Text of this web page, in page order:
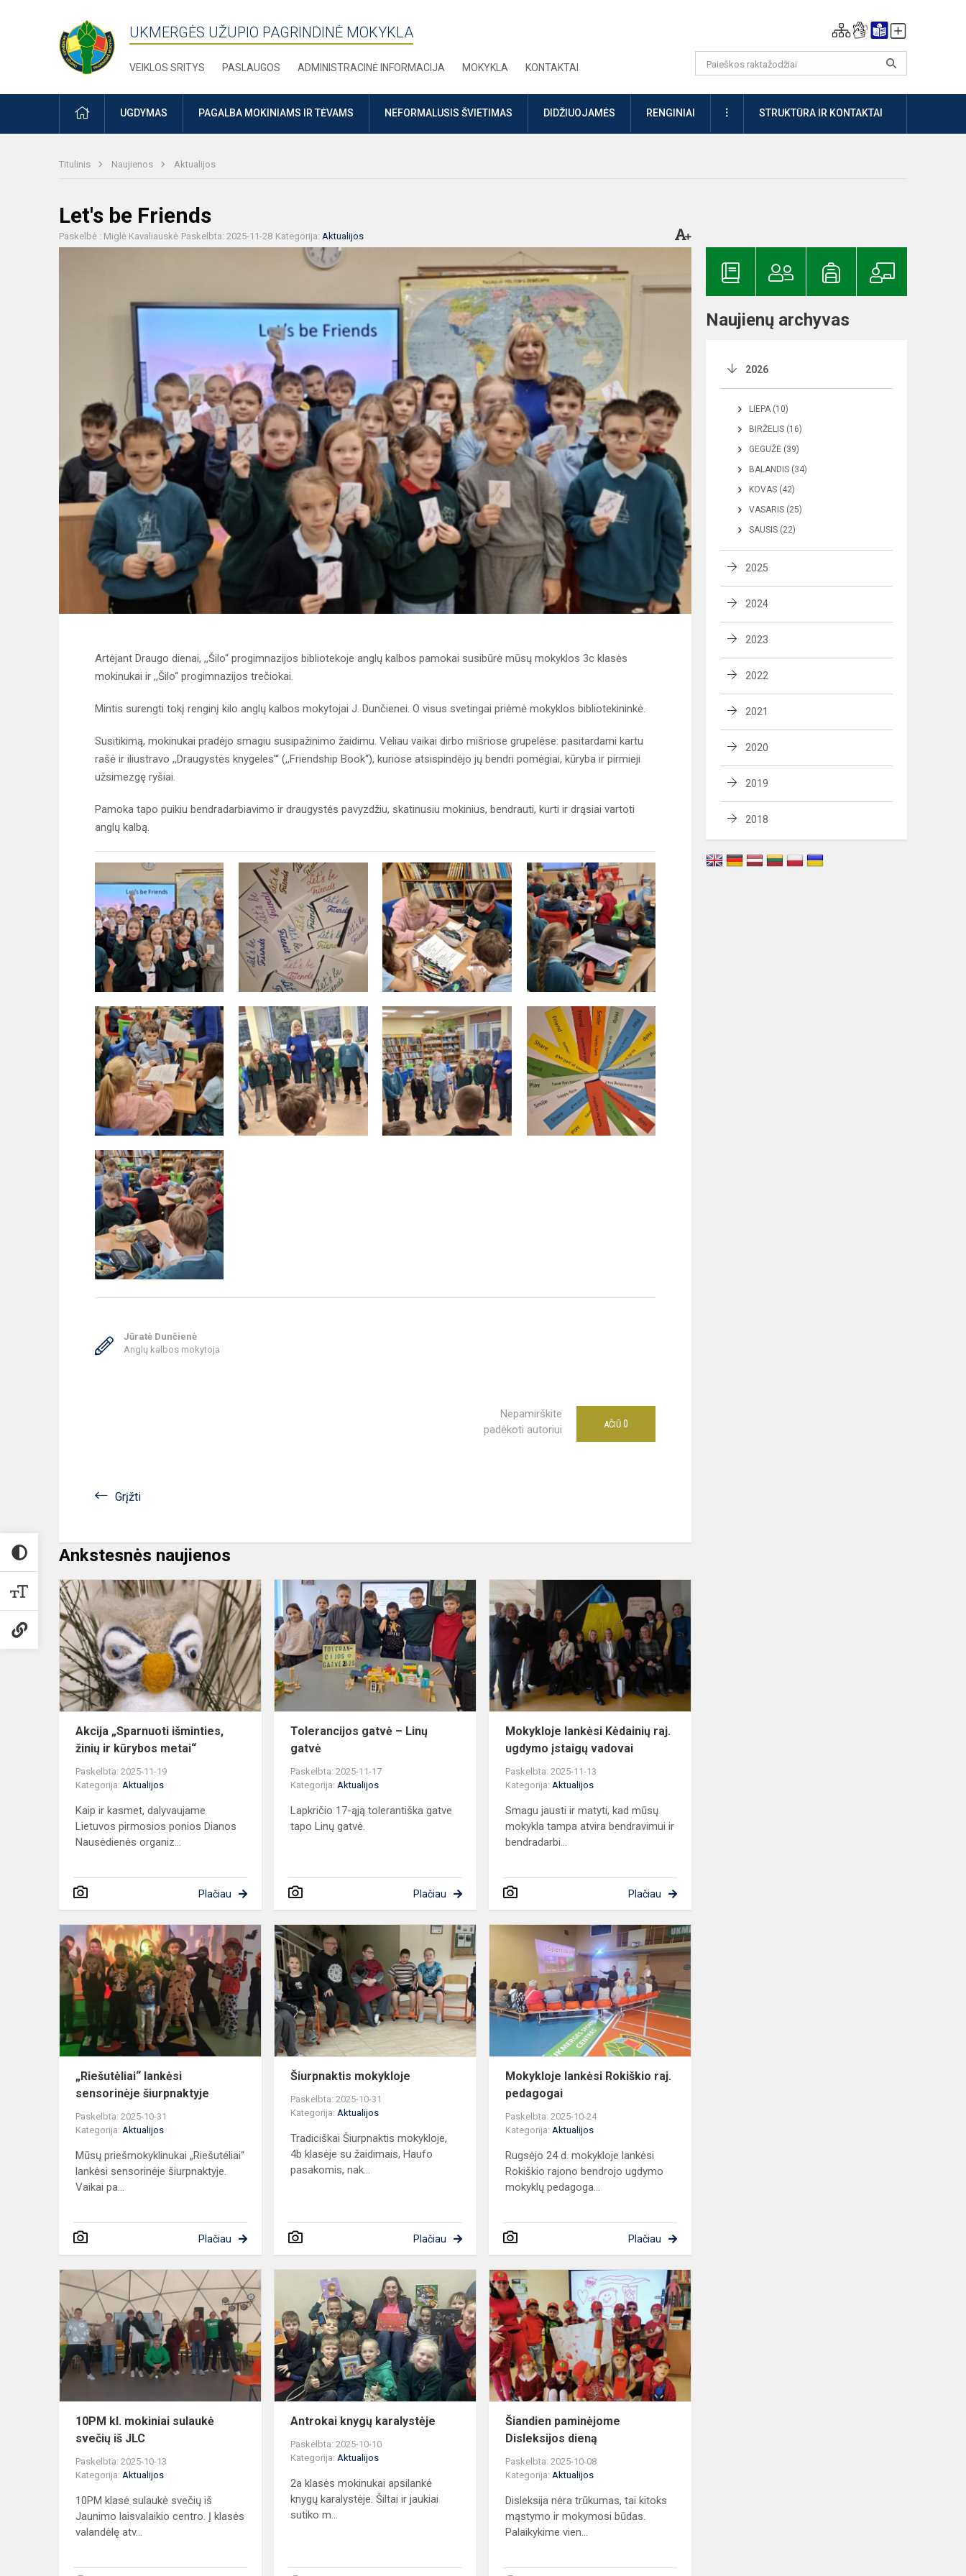
UKMERGĖS UŽUPIO PAGRINDINĖ MOKYKLA
VEIKLOS SRITYS PASLAUGOS ADMINISTRACINĖ INFORMACIJA MOKYKLA KONTAKTAI
PRADŽIAUGDYMAS PAGALBA MOKINIAMS IR TĖVAMS NEFORMALUSIS ŠVIETIMAS DIDŽIUOJAMĖS RENGINIAI DAUGIAUSTRUKTŪRA IR KONTAKTAI
Titulinis Naujienos Aktualijos
Let's be Friends
Paskelbė : Miglė Kavaliauskė Paskelbta: 2025-11-28 Kategorija: Aktualijos
Artėjant Draugo dienai, ,,Šilo“ progimnazijos bibliotekoje anglų kalbos pamokai susibūrė mūsų mokyklos 3c klasės
mokinukai ir ,,Šilo“ progimnazijos trečiokai.
Mintis surengti tokį renginį kilo anglų kalbos mokytojai J. Dunčienei. O visus svetingai priėmė mokyklos bibliotekininkė.
Susitikimą, mokinukai pradėjo smagiu susipažinimo žaidimu. Vėliau vaikai dirbo mišriose grupelėse: pasitardami kartu
rašė ir iliustravo ,,Draugystės knygeles'“ (,,Friendship Book“), kuriose atsispindėjo jų bendri pomėgiai, kūryba ir pirmieji
užsimezgę ryšiai.
Pamoka tapo puikiu bendradarbiavimo ir draugystės pavyzdžiu, skatinusiu mokinius, bendrauti, kurti ir drąsiai vartoti
anglų kalbą.
Jūratė Dunčienė
Anglų kalbos mokytoja
Nepamirškite
padėkoti autoriui
AČIŪ 0
Grįžti
Ankstesnės naujienos
Akcija
„Sparnuoti
išminties,
žinių
ir
kūrybos
metai“
Akcija „Sparnuoti išminties,
žinių ir kūrybos metai“
Paskelbta: 2025-11-19
Kategorija: Aktualijos
Kaip ir kasmet, dalyvaujame
Lietuvos pirmosios ponios Dianos
Nausėdienės organiz...
Plačiau
Tolerancijos
gatvė
–
Linų
gatvė
Tolerancijos gatvė – Linų
gatvė
Paskelbta: 2025-11-17
Kategorija:Aktualijos
Lapkričio 17-ąją tolerantiška gatve
tapo Linų gatvė.
Plačiau
Kėdainių
ugdymo
įstaigų
vadovai
Mokykloje lankėsi Kėdainių raj.
ugdymo įstaigų vadovai
Paskelbta: 2025-11-13
Kategorija:Aktualijos
Smagu jausti ir matyti, kad mūsų
mokykla tampa atvira bendravimui ir
bendradarbi...
Plačiau
„Riešutėliai“
lankėsi
sensorinėje
šiurpnaktyje
„Riešutėliai“ lankėsi
sensorinėje šiurpnaktyje
Paskelbta: 2025-10-31
Kategorija: Aktualijos
Mūsų priešmokyklinukai „Riešutėliai“
lankėsi sensorinėje šiurpnaktyje.
Vaikai pa...
Plačiau
Šiurpnaktis
Šiurpnaktis mokykloje
Paskelbta: 2025-10-31
Kategorija:Aktualijos
Tradiciškai Šiurpnaktis mokykloje,
4b klasėje su žaidimais, Haufo
pasakomis, nak...
Plačiau
Mokykloje
lankėsi
Rokiškio
raj.
Mokykloje lankėsi Rokiškio raj.
pedagogai
Paskelbta: 2025-10-24
Kategorija:Aktualijos
Rugsėjo 24 d. mokykloje lankėsi
Rokiškio rajono bendrojo ugdymo
mokyklų pedagoga...
Plačiau
kl.
mokiniai
sulaukė
svečių
iš
JLC
10PM kl. mokiniai sulaukė
svečių iš JLC
Paskelbta: 2025-10-13
Kategorija: Aktualijos
10PM klasė sulaukė svečių iš
Jaunimo laisvalaikio centro. Į klasės
valandėlę atv...
Antrokai
knygų
karalystėje
Antrokai knygų karalystėje
Paskelbta: 2025-10-10
Kategorija:Aktualijos
2a klasės mokinukai apsilankė
knygų karalystėje. Šiltai ir jaukiai
sutiko m...
Šiandien
paminėjome
Disleksijos
dieną
Šiandien paminėjome
Disleksijos dieną
Paskelbta: 2025-10-08
Kategorija:Aktualijos
Disleksija nėra trūkumas, tai kitoks
mąstymo ir mokymosi būdas.
Palaikykime vien...
Naujienų archyvas
2026
LIEPA (10)
BIRŽELIS (16)
GEGUŽĖ (39)
BALANDIS (34)
KOVAS (42)
VASARIS (25)
SAUSIS (22)
2025
2024
2023
2022
2021
2020
2019
2018